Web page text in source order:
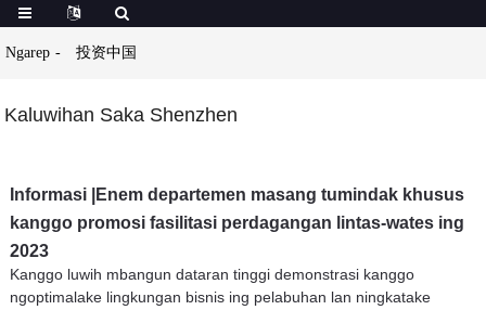
Ngarep 投资中国
Kaluwihan Saka Shenzhen
Informasi |Enem departemen masang tumindak khusus
kanggo promosi fasilitasi perdagangan lintas-wates ing
2023
Kanggo luwih mbangun dataran tinggi demonstrasi kanggo
ngoptimalake lingkungan bisnis ing pelabuhan lan ningkatake